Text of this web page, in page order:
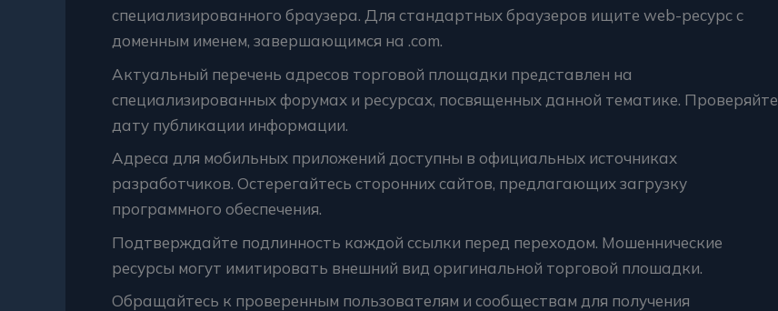
специализированного браузера. Для стандартных браузеров ищите web-ресурс с
доменным именем, завершающимся на .com.
Актуальный перечень адресов торговой площадки представлен на
специализированных форумах и ресурсах, посвященных данной тематике. Проверяйте
дату публикации информации.
Адреса для мобильных приложений доступны в официальных источниках
разработчиков. Остерегайтесь сторонних сайтов, предлагающих загрузку
программного обеспечения.
Подтверждайте подлинность каждой ссылки перед переходом. Мошеннические
ресурсы могут имитировать внешний вид оригинальной торговой плошадки.
Обращайтесь к проверенным пользователям и сообществам для получения